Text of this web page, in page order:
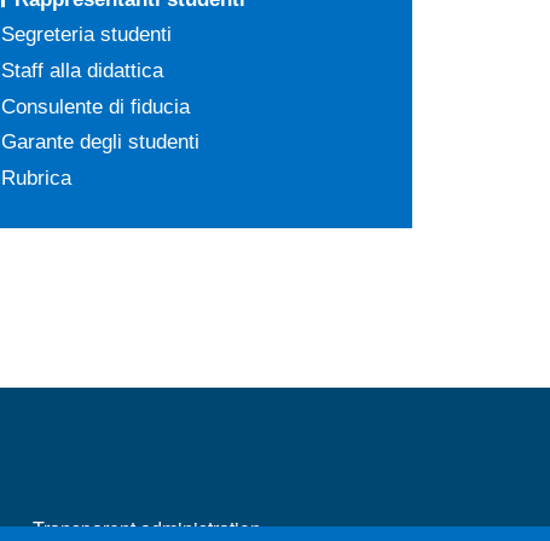
Segreteria studenti
Staff alla didattica
Consulente di fiducia
Garante degli studenti
Rubrica
Transparent administration